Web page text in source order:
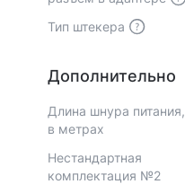
Тип штекера
Дополнительно
Длина шнура питания,
в метрах
Нестандартная
комплектация №2